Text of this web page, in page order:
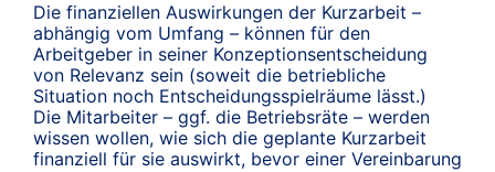
Die finanziellen Auswirkungen der Kurzarbeit –
abhängig vom Umfang – können für den
Arbeitgeber in seiner Konzeptionsentscheidung
von Relevanz sein (soweit die betriebliche
Situation noch Entscheidungsspielräume lässt.)
Die Mitarbeiter – ggf. die Betriebsräte – werden
wissen wollen, wie sich die geplante Kurzarbeit
finanziell für sie auswirkt, bevor einer Vereinbarung